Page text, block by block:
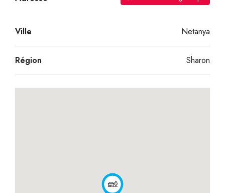
Ville Netanya
Région Sharon